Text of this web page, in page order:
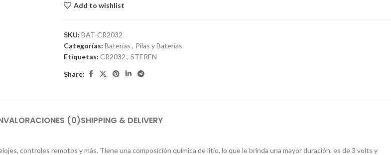
Add to wishlist
SKU: BAT-CR2032
Categorías: Baterías, Pilas y Baterías
Etiquetas: CR2032, STEREN
Share:
VALORACIONES (0)SHIPPING & DELIVERY
controles remotos y más. Tiene una composición química de litio, lo que le brinda una mayor duración, es de 3 volts y